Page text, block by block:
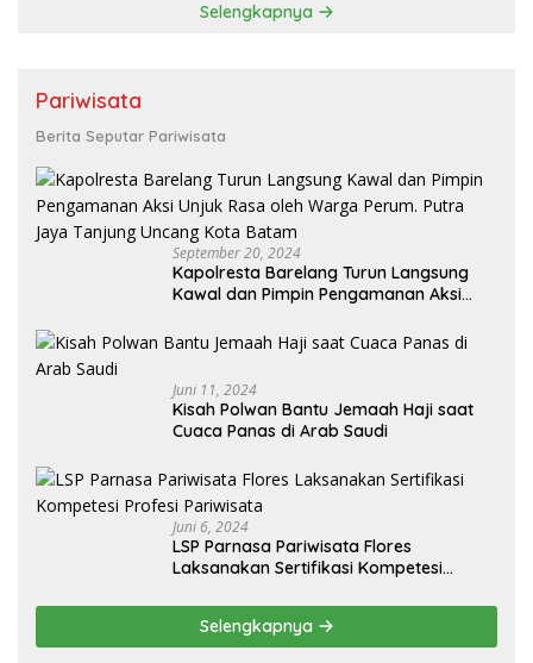
Selengkapnya
Pariwisata
Berita Seputar Pariwisata
September 20, 2024
Kapolresta Barelang Turun Langsung
Kawal dan Pimpin Pengamanan Aksi
Jaya Tanjung Uncang Kota Batam
Juni 11, 2024
Kisah Polwan Bantu Jemaah Haji saat
Cuaca Panas di Arab Saudi
Juni 6, 2024
LSP Parnasa Pariwisata Flores
Laksanakan Sertifikasi Kompetesi
Selengkapnya